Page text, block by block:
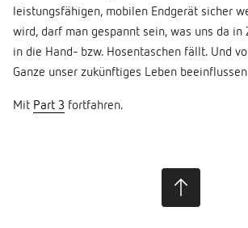
leistungsfähigen, mobilen Endgerät sicher
wird, darf man gespannt sein, was uns da in
in die Hand- bzw. Hosentaschen fällt. Und
Ganze unser zukünftiges Leben
Mit Part 3 fortfahren.